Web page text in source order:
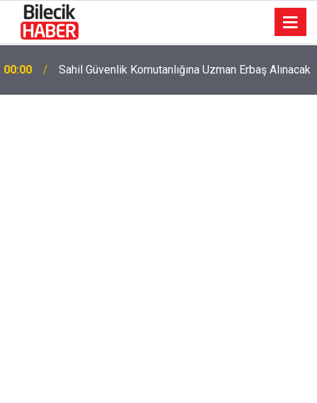
00:00 Sahil Güvenlik Komutanlığına Uzman Erbaş Alınacak
16:40 Abbaslık'ta korkutan yangın!